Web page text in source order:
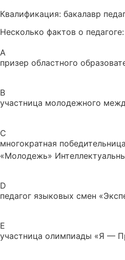
Квалификация: бакалавр
Несколько фактов о педагоге:
A
призер областного
B
участница молодежного
C
многократная
«Молодежь»
D
педагог языковых смен
E
участница олимпиады «Я —